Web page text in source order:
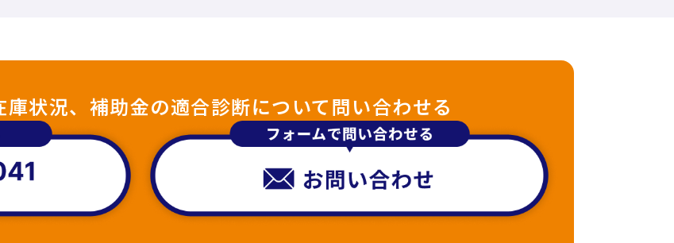
状況、補助金の適合診断について問い合わせる